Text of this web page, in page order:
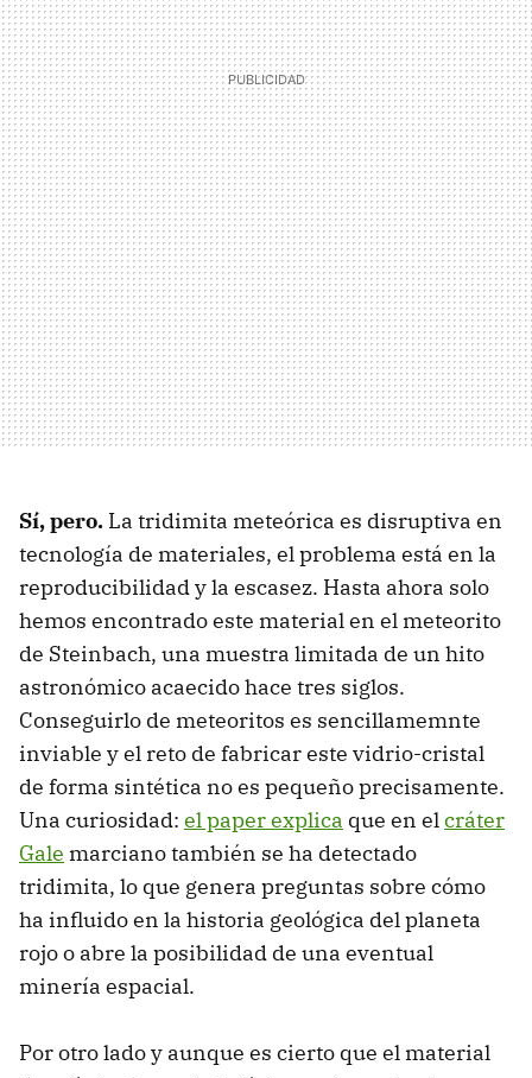
Sí, pero. La tridimita meteórica es disruptiva en
tecnología de materiales, el problema está en la
reproducibilidad y la escasez. Hasta ahora solo
hemos encontrado este material en el meteorito
de Steinbach, una muestra limitada de un hito
astronómico acaecido hace tres siglos.
Conseguirlo de meteoritos es sencillamemnte
inviable y el reto de fabricar este vidrio-cristal
de forma sintética no es pequeño precisamente.
Una curiosidad: el paper explica que en elcráter
Gale marciano también se ha detectado
tridimita, lo que genera preguntas sobre cómo
ha influido en la historia geológica del planeta
rojo o abre la posibilidad de una eventual
minería espacial.
Por otro lado y aunque es cierto que el material